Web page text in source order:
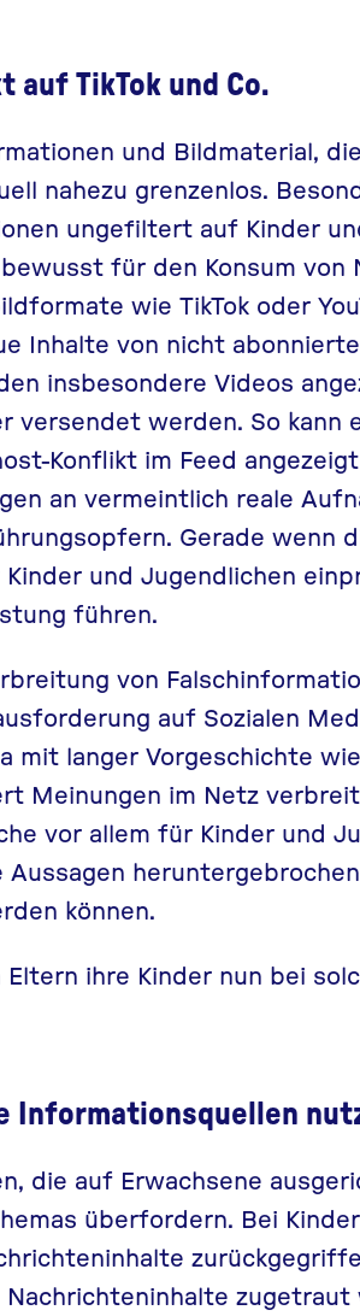
auf TikTok und Co.
und Bildmaterial,
nahezu grenzenlos.
ungefiltert auf Kinder
für den Konsum
wie TikTok oder
Inhalte von nicht
insbesondere Videos
versendet werden. So kann
Konflikt im Feed
an vermeintlich reale
Gerade wenn
und Jugendlichen
führen.
von
auf Sozialen
mit langer Vorgeschichte
Meinungen im Netz
vor allem für Kinder und
können.
Eltern ihre Kinder nun bei
Informationsquellen
die auf Erwachsene
überfordern. Bei
Nachrichteninhalte